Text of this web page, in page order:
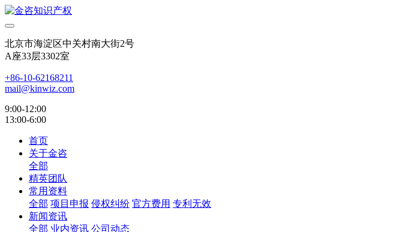
北京市海淀区中关村南大街2号
A座33层3302室
+86-10-62168211
mail@kinwiz.com
9:00-12:00
13:00-6:00
首页
关于金咨
全部
精英团队
常用资料
全部 项目申报 侵权纠纷 官方费用 专利无效
新闻资讯
全部 业内资讯 公司动态